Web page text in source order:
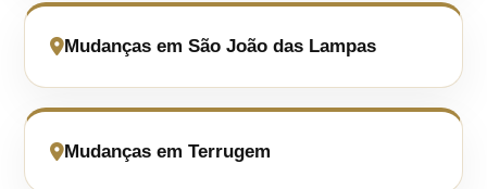
Mudanças em São João das Lampas
Mudanças em Terrugem